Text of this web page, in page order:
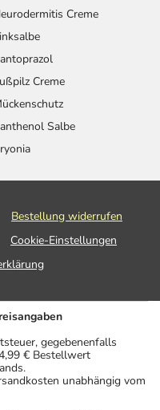
Creme
Creme
Salbe
Bestellung widerrufen
Cookie-Einstellungen
gegebenenfalls
€ Bestellwert
unabhängig vom